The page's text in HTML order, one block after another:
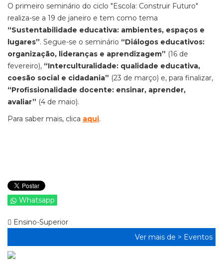
O primeiro seminário do ciclo "Escola: Construir Futuro"
realiza-se a 19 de janeiro e tem como tema
“Sustentabilidade educativa: ambientes, espaços e
lugares”. Segue-se o seminário “Diálogos educativos:
organização, lideranças e aprendizagem” (16 de
fevereiro), “Interculturalidade: qualidade educativa,
coesão social e cidadania” (23 de março) e, para finalizar,
“Profissionalidade docente: ensinar, aprender,
avaliar” (4 de maio).
Para saber mais, clica aqui.
Whatsapp
Ensino-Superior
Ver mais de > Eventos